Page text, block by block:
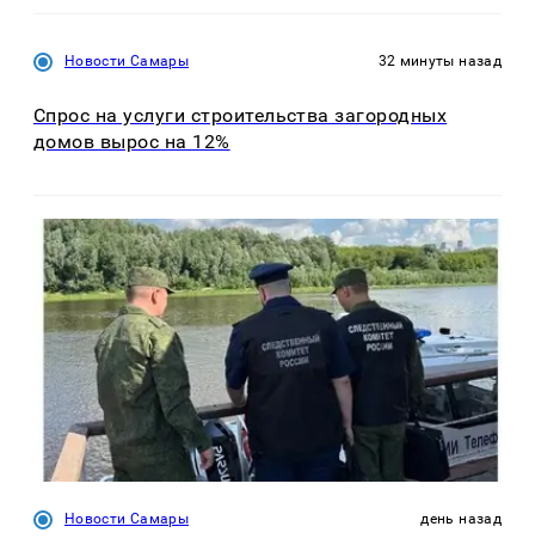
Новости Самары 32 минуты назад
Спрос на услуги строительства загородных
домов вырос на 12%
Новости Самары день назад